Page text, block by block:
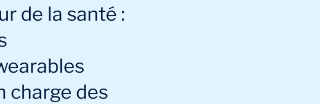
de la santé :
charge des